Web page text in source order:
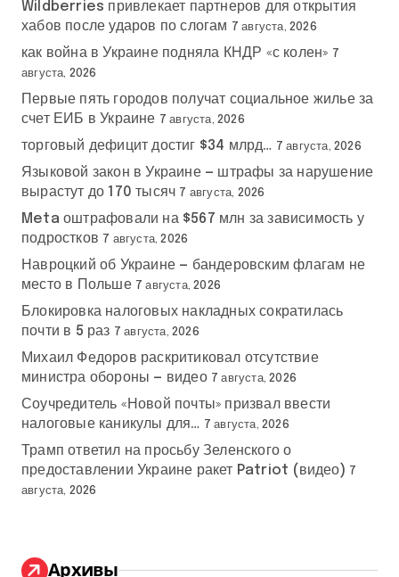
Wildberries привлекает партнеров для открытия
хабов после ударов по слогам 7 августа, 2026
как война в Украине подняла КНДР «с колен» 7
августа, 2026
Первые пять городов получат социальное жилье за
счет ЕИБ в Украине 7 августа, 2026
торговый дефицит достиг $34 млрд… 7 августа, 2026
Языковой закон в Украине — штрафы за нарушение
вырастут до 170 тысяч 7 августа, 2026
Meta оштрафовали на $567 млн за зависимость у
подростков 7 августа, 2026
Навроцкий об Украине — бандеровским флагам не
место в Польше 7 августа, 2026
Блокировка налоговых накладных сократилась
почти в 5 раз 7 августа, 2026
Михаил Федоров раскритиковал отсутствие
министра обороны — видео 7 августа, 2026
Соучредитель «Новой почты» призвал ввести
налоговые каникулы для… 7 августа, 2026
Трамп ответил на просьбу Зеленского о
предоставлении Украине ракет Patriot (видео) 7
августа, 2026
Архивы